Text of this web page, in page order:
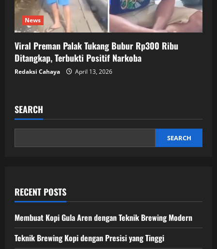
News
Viral Preman Palak Tukang Bubur Rp300 Ribu
Ditangkap, Terbukti Positif Narkoba
Redaksi Cahaya April 13, 2026
SEARCH
SEARCH
RECENT POSTS
Membuat Kopi Gula Aren dengan Teknik Brewing Modern
Teknik Brewing Kopi dengan Presisi yang Tinggi